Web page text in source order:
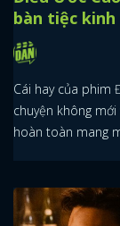
bàn tiệc kinh
Cái hay của phim
chuyện không
hoàn toàn mang